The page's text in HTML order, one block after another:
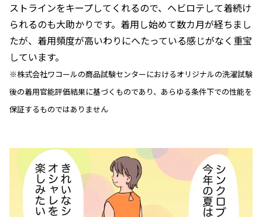
ストラインをキープしてくれるので、ヘビロテして着続け
られるのも大助かりです。着用し始めて数カ月が経ちまし
たが、着用頻度が高いわりにへたっている感じがなく重宝
しています。
※株式会社ワコールの商品試験センターにおけるオリジナルの洗濯試験
後の着用官能評価結果に基づくものであり、あらゆる条件下での性能を
保証するものではありません